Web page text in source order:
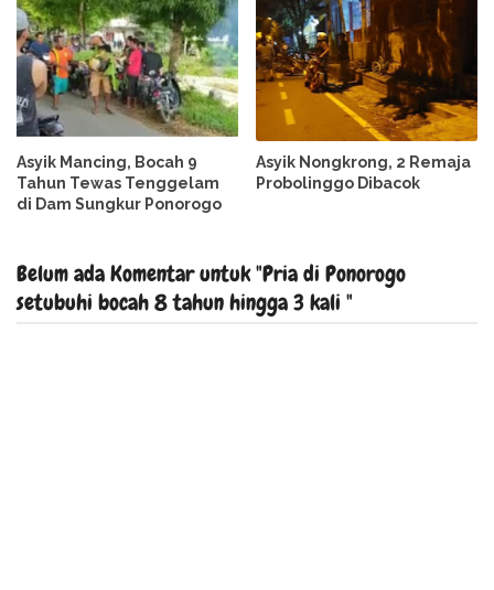
Asyik Mancing, Bocah 9
Tahun Tewas Tenggelam
di Dam Sungkur Ponorogo
Asyik Nongkrong, 2 Remaja
Probolinggo Dibacok
Belum ada Komentar untuk "Pria di Ponorogo
setubuhi bocah 8 tahun hingga 3 kali "